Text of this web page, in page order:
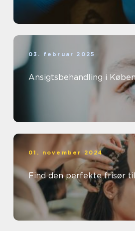
03. februar 2025
Ansigtsbehandling i
01. november 2024
Find den perfekte frisør